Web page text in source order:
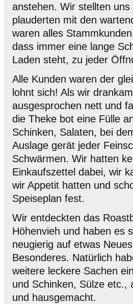
anstehen. Wir stellten uns
plauderten mit den
waren alles
dass immer eine lange
Laden steht, zu jeder
Alle Kunden waren der
lohnt sich! Als wir
ausgesprochen nett und
die Theke bot eine Fülle
Schinken, Salaten, bei
Auslage gerät jeder
Schwärmen. Wir hatten
Einkaufszettel dabei, wir
wir Appetit hatten und
Speiseplan fest.
Wir entdeckten das
Höhenvieh und haben es
neugierig auf etwas
Besonderes. Natürlich
weitere leckere Sachen
und Schinken, Sülze etc.,
und hausgemacht.